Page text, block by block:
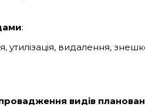
:
видалення,
видів